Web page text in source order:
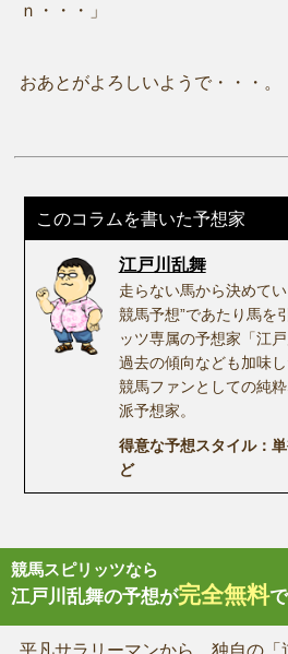
ｎ・・・」
おあとがよろしいようで・・・。
このコラムを書いた予想家
江戸川乱舞
走らない馬から決めて
競馬予想”であたり馬を
ッツ専属の予想家「江戸
過去の傾向なども加味
競馬ファンとしての純
派予想家。
得意な予想スタイル：
ど
競馬スピリッツなら
江戸川乱舞の予想が完全無料
平凡サラリーマンから、独自の